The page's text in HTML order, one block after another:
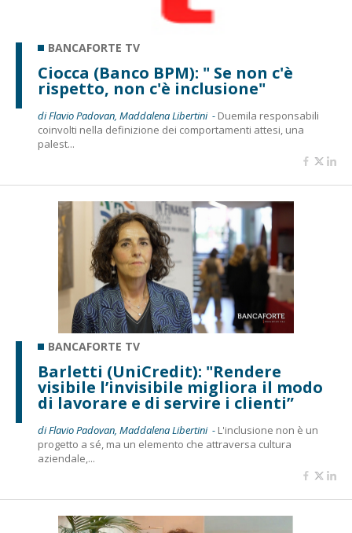
BANCAFORTE TV
Ciocca (Banco BPM): " Se non c'è
rispetto, non c'è inclusione"
di Flavio Padovan, Maddalena Libertini - Duemila responsabili
coinvolti nella definizione dei comportamenti attesi, una
palest...
BANCAFORTE TV
Barletti (UniCredit): "Rendere
visibile l’invisibile migliora il modo
di lavorare e di servire i clienti”
di Flavio Padovan, Maddalena Libertini - L'inclusione non è un
progetto a sé, ma un elemento che attraversa cultura
aziendale,...